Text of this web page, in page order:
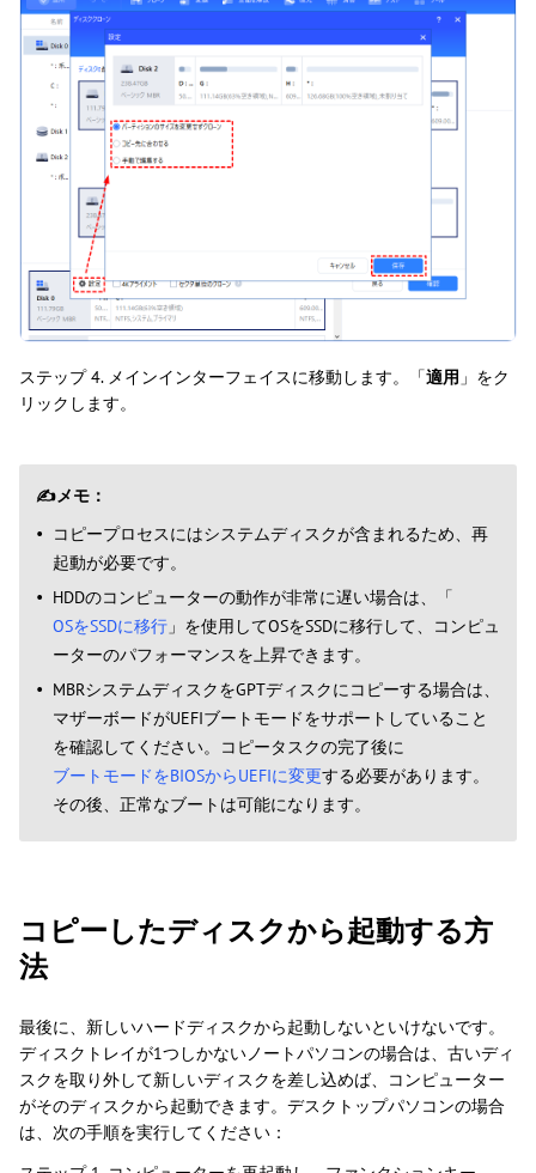
ステップ 4. メインインターフェイスに移動します。「適用 」をク
リックします。
✍メモ：
コピープロセスにはシステムディスクが含まれるため、再
起動が必要です。
HDDのコンピューターの動作が非常に遅い場合は、「
OSをSSDに移行 」を使用してOSをSSDに移行して、コンピュ
ーターのパフォーマンスを上昇できます。
MBRシステムディスクをGPTディスクにコピーする場合は、
マザーボードがUEFIブートモードをサポートしていること
を確認してください。コピータスクの完了後に
ブートモードをBIOSからUEFIに変更する必要があります。
その後、正常なブートは可能になります。
コピーしたディスクから起動する方
法
最後に、新しいハードディスクから起動しないといけないです。
ディスクトレイが1つしかないノートパソコンの場合は、古いディ
スクを取り外して新しいディスクを差し込めば、コンピューター
がそのディスクから起動できます。デスクトップパソコンの場合
は、次の手順を実行してください：